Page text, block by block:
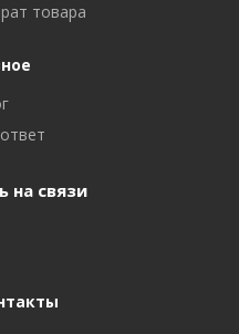
товара
на связи